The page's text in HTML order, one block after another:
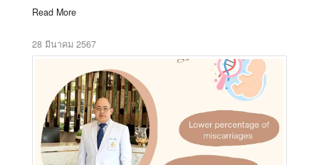
Read More
28 มีนาคม 2567